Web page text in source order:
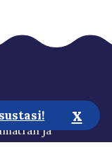
ja
tärkeimmät
x